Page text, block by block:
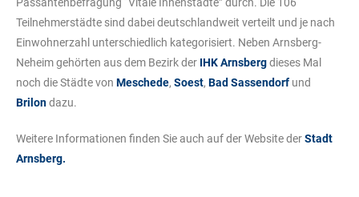
Teilnehmerstädte sind dabei deutschlandweit verteilt und je nach
Einwohnerzahl unterschiedlich kategorisiert. Neben Arnsberg-
Neheim gehörten aus dem Bezirk der IHK Arnsbergdieses Mal
noch die Städte von Meschede, Soest, Bad Sassendorf und
Brilondazu.
Weitere Informationen finden Sie auch auf der Website derStadt
Arnsberg.